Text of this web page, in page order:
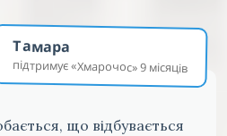
Тамара
підтримує «Хмарочос» 9 місяців
що відбувається